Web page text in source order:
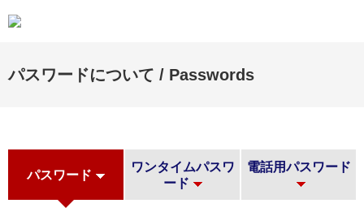
パスワードについて / Passwords
パスワード
ワンタイムパスワ
ード
電話用パスワード